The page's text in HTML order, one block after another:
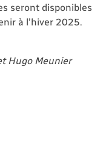
seront disponibles
à l’hiver 2025.
Hugo Meunier